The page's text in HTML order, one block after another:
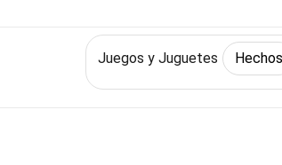
Juegos y Juguetes Hechos